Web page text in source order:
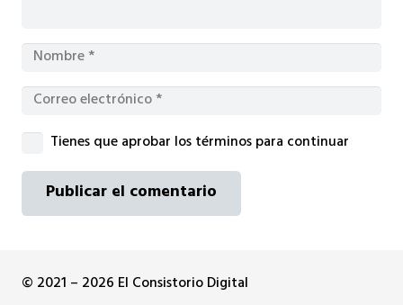
Tienes que aprobar los términos para continuar
Publicar el comentario
© 2021 – 2026 El Consistorio Digital